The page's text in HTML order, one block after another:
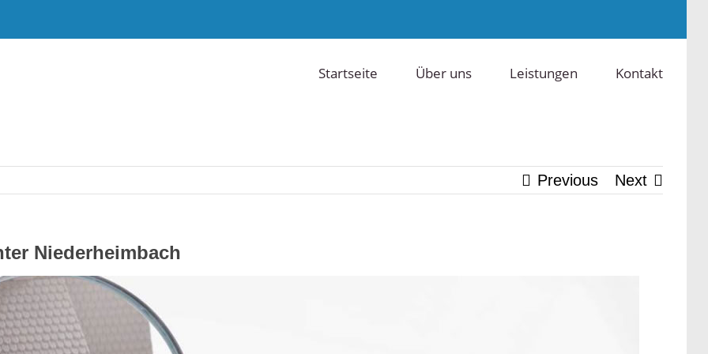
Startseite Über uns Leistungen Kontakt
Previous Next
Niederheimbach